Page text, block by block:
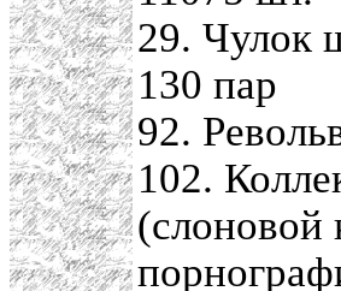
29. Чулок
130 пар
92.
102.
(слоновой